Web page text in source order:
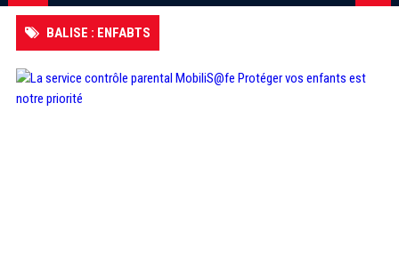
BALISE : ENFABTS